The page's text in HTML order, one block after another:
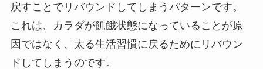
戻すことでリバウンドしてしまうパターンです。
これは、カラダが飢餓状態になっていることが原
因ではなく、太る生活習慣に戻るためにリバウン
ドしてしまうのです。